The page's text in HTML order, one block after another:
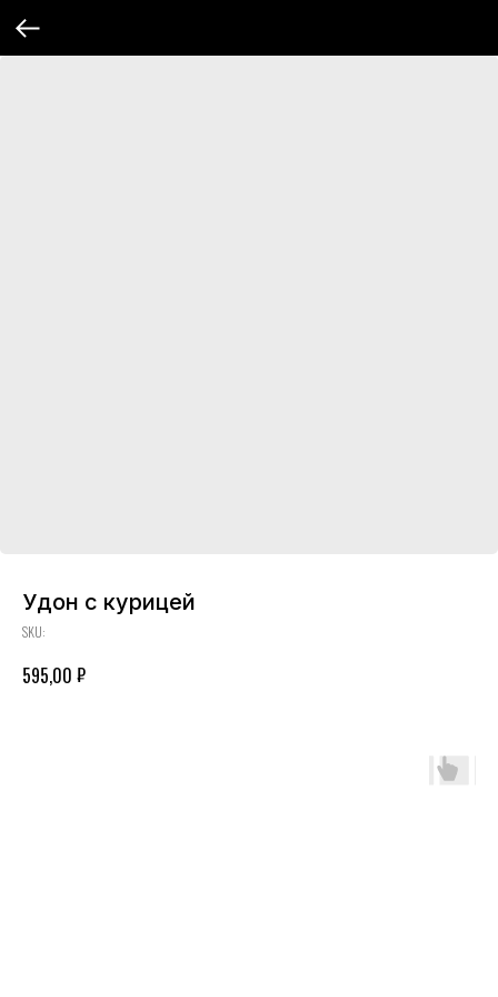
Удон с курицей
SKU:
595,00 ₽